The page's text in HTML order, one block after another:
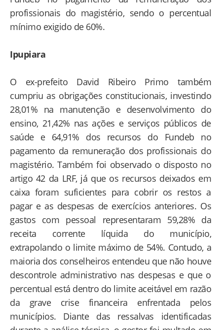
profissionais do magistério, sendo o percentual
mínimo exigido de 60%.
Ipupiara
O ex-prefeito David Ribeiro Primo também
cumpriu as obrigações constitucionais, investindo
28,01% na manutenção e desenvolvimento do
ensino, 21,42% nas ações e serviços públicos de
saúde e 64,91% dos recursos do Fundeb no
pagamento da remuneração dos profissionais do
magistério. Também foi observado o disposto no
artigo 42 da LRF, já que os recursos deixados em
caixa foram suficientes para cobrir os restos a
pagar e as despesas de exercícios anteriores. Os
gastos com pessoal representaram 59,28% da
receita corrente líquida do município,
extrapolando o limite máximo de 54%. Contudo, a
maioria dos conselheiros entendeu que não houve
descontrole administrativo nas despesas e que o
percentual está dentro do limite aceitável em razão
da grave crise financeira enfrentada pelos
municípios. Diante das ressalvas identificadas